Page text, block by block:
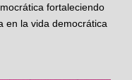
fortaleciendo
en la vida democrática